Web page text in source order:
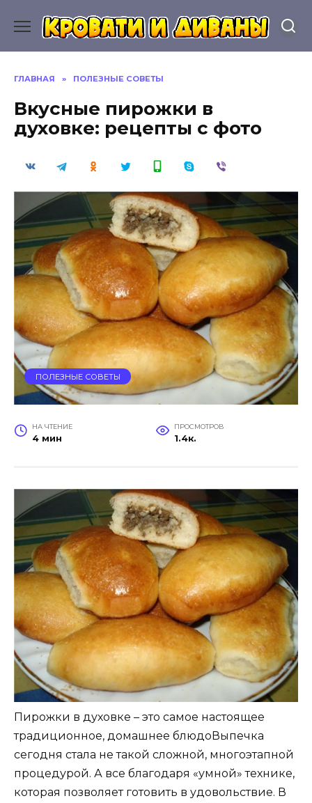
содержанию
ГЛАВНАЯ » ПОЛЕЗНЫЕ СОВЕТЫ
Вкусные пирожки в
духовке: рецепты с фото
ПОЛЕЗНЫЕ СОВЕТЫ
НА ЧТЕНИЕ
4 мин
ПРОСМОТРОВ
1.4к.
Пирожки в духовке – это самое настоящее
традиционное, домашнее блюдоВыпечка
сегодня стала не такой сложной, многоэтапной
процедурой. А все благодаря «умной» технике,
которая позволяет готовить в удовольствие. В